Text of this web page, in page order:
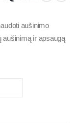
aušinimo
ir apsaugą